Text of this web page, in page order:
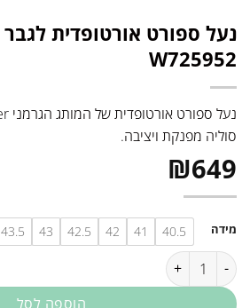
W725952
סוליה מפנקת ויציבה.
₪649
מידה 40.5
41
42
42.5
43
43.5
כמות של נעל ספורט אורטופדית לגבר Waldlaufer W725952
הוספה לסל